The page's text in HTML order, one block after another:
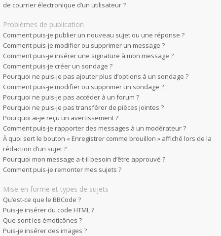
de courrier électronique d’un utilisateur ?
Problèmes de publication
Comment puis-je publier un nouveau sujet ou une réponse ?
Comment puis-je modifier ou supprimer un message ?
Comment puis-je insérer une signature à mon message ?
Comment puis-je créer un sondage ?
Pourquoi ne puis-je pas ajouter plus d’options à un sondage ?
Comment puis-je modifier ou supprimer un sondage ?
Pourquoi ne puis-je pas accéder à un forum ?
Pourquoi ne puis-je pas transférer de pièces jointes ?
Pourquoi ai-je reçu un avertissement ?
Comment puis-je rapporter des messages à un modérateur ?
À quoi sert le bouton « Enregistrer comme brouillon » affiché lors de la
rédaction d’un sujet ?
Pourquoi mon message a-t-il besoin d’être approuvé ?
Comment puis-je remonter mes sujets ?
Mise en forme et types de sujets
Qu’est-ce que le BBCode ?
Puis-je insérer du code HTML ?
Que sont les émoticônes ?
Puis-je insérer des images ?